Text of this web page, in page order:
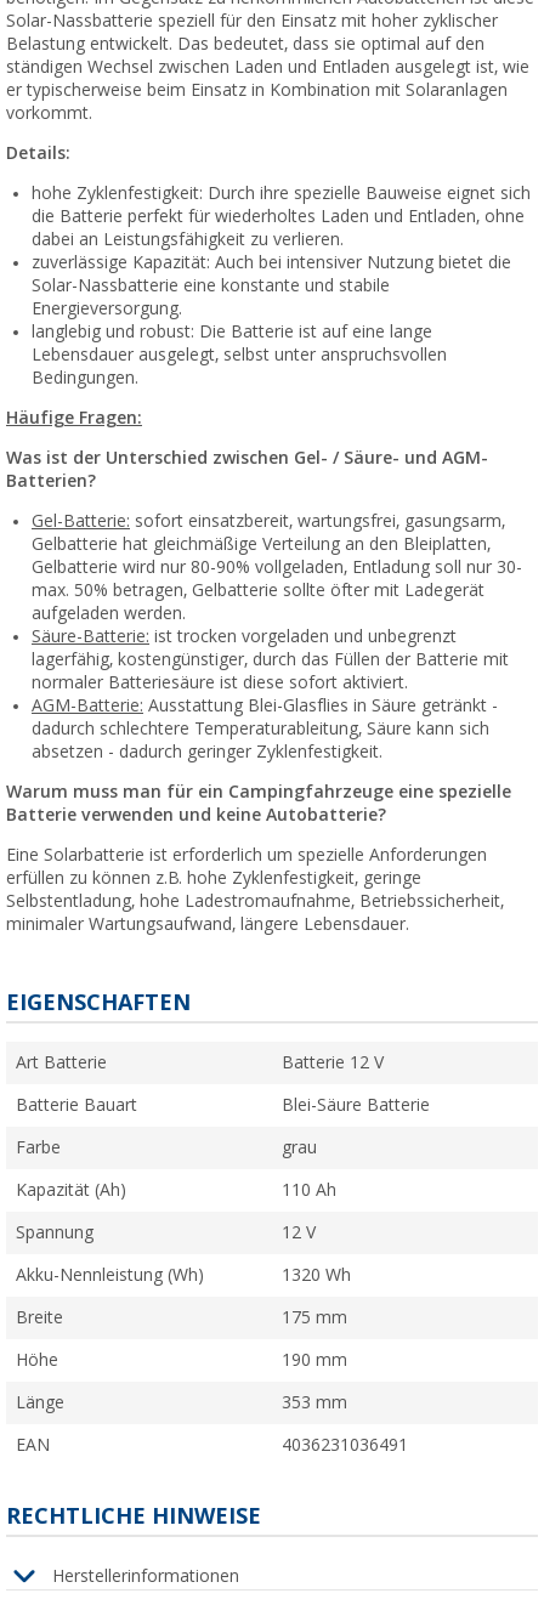
Solar-Nassbatterie speziell für den Einsatz mit hoher zyklischer
Belastung entwickelt. Das bedeutet, dass sie optimal auf den
ständigen Wechsel zwischen Laden und Entladen ausgelegt ist, wie
er typischerweise beim Einsatz in Kombination mit Solaranlagen
vorkommt.
Details:
hohe Zyklenfestigkeit: Durch ihre spezielle Bauweise eignet sich
die Batterie perfekt für wiederholtes Laden und Entladen, ohne
dabei an Leistungsfähigkeit zu verlieren.
zuverlässige Kapazität: Auch bei intensiver Nutzung bietet die
Solar-Nassbatterie eine konstante und stabile
Energieversorgung.
langlebig und robust: Die Batterie ist auf eine lange
Lebensdauer ausgelegt, selbst unter anspruchsvollen
Bedingungen.
Häufige Fragen:
Was ist der Unterschied zwischen Gel- / Säure- und AGM-
Batterien?
Gel-Batterie: sofort einsatzbereit, wartungsfrei, gasungsarm,
Gelbatterie hat gleichmäßige Verteilung an den Bleiplatten,
Gelbatterie wird nur 80-90% vollgeladen, Entladung soll nur 30-
max. 50% betragen, Gelbatterie sollte öfter mit Ladegerät
aufgeladen werden.
Säure-Batterie: ist trocken vorgeladen und unbegrenzt
lagerfähig, kostengünstiger, durch das Füllen der Batterie mit
normaler Batteriesäure ist diese sofort aktiviert.
AGM-Batterie: Ausstattung Blei-Glasflies in Säure getränkt -
dadurch schlechtere Temperaturableitung, Säure kann sich
absetzen - dadurch geringer Zyklenfestigkeit.
Warum muss man für ein Campingfahrzeuge eine spezielle
Batterie verwenden und keine Autobatterie?
Eine Solarbatterie ist erforderlich um spezielle Anforderungen
erfüllen zu können z.B. hohe Zyklenfestigkeit, geringe
Selbstentladung, hohe Ladestromaufnahme, Betriebssicherheit,
minimaler Wartungsaufwand, längere Lebensdauer.
EIGENSCHAFTEN
Art Batterie Batterie 12 V
Batterie Bauart Blei-Säure Batterie
Farbe grau
Kapazität (Ah) 110 Ah
Spannung 12 V
Akku-Nennleistung (Wh) 1320 Wh
Breite 175 mm
Höhe 190 mm
Länge 353 mm
EAN 4036231036491
RECHTLICHE HINWEISE
Herstellerinformationen